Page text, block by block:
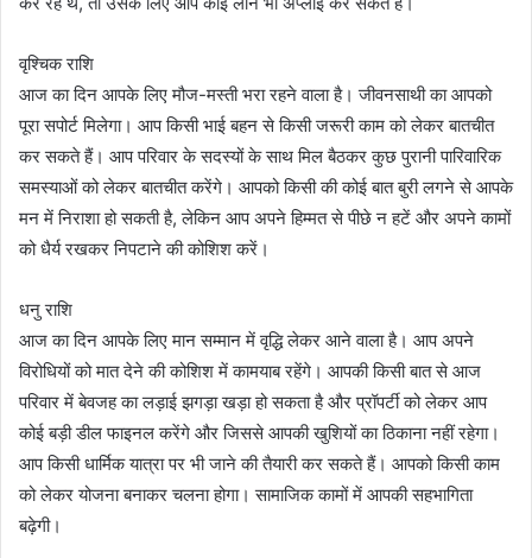
वृश्चिक राशि
आज का दिन आपके लिए मौज-मस्ती भरा रहने वाला है। जीवनसाथी का आपको
पूरा सपोर्ट मिलेगा। आप किसी भाई बहन से किसी जरूरी काम को लेकर बातचीत
कर सकते हैं। आप परिवार के सदस्यों के साथ मिल बैठकर कुछ पुरानी पारिवारिक
समस्याओं को लेकर बातचीत करेंगे। आपको किसी की कोई बात बुरी लगने से आपके
मन में निराशा हो सकती है, लेकिन आप अपने हिम्मत से पीछे न हटें और अपने कामों
को धैर्य रखकर निपटाने की कोशिश करें।
धनु राशि
आज का दिन आपके लिए मान सम्मान में वृद्धि लेकर आने वाला है। आप अपने
विरोधियों को मात देने की कोशिश में कामयाब रहेंगे। आपकी किसी बात से आज
परिवार में बेवजह का लड़ाई झगड़ा खड़ा हो सकता है और प्रॉपर्टी को लेकर आप
कोई बड़ी डील फाइनल करेंगे और जिससे आपकी खुशियों का ठिकाना नहीं रहेगा।
आप किसी धार्मिक यात्रा पर भी जाने की तैयारी कर सकते हैं। आपको किसी काम
को लेकर योजना बनाकर चलना होगा। सामाजिक कामों में आपकी सहभागिता
बढ़ेगी।